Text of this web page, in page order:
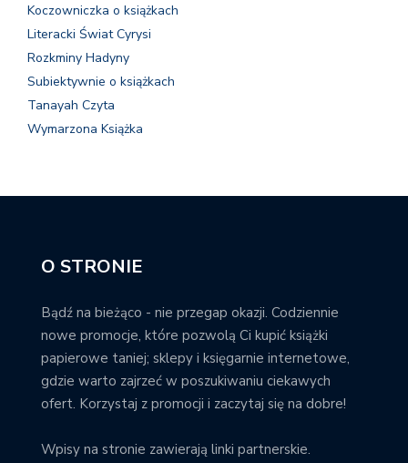
Koczowniczka o książkach
Literacki Świat Cyrysi
Rozkminy Hadyny
Subiektywnie o książkach
Tanayah Czyta
Wymarzona Książka
O STRONIE
Bądź na bieżąco - nie przegap okazji. Codziennie
nowe promocje, które pozwolą Ci kupić książki
papierowe taniej; sklepy i księgarnie internetowe,
gdzie warto zajrzeć w poszukiwaniu ciekawych
ofert. Korzystaj z promocji i zaczytaj się na dobre!
Wpisy na stronie zawierają linki partnerskie.